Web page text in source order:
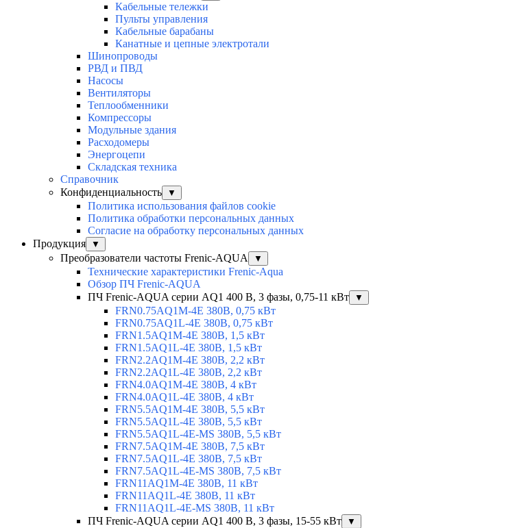
Кабельные тележки
Пульты управления
Кабельные барабаны
Канатные и цепные электротали
Шинопроводы
РВД и ПВД
Насосы
Вентиляторы
Теплообменники
Компрессоры
Модульные здания
Расходомеры
Энергоцепи
Складская техника
Справочник
Конфиденциальность
▼
Политика использования файлов cookie
Политика обработки персональных данных
Согласие на обработку персональных данных
Продукция
▼
Преобразователи частоты Frenic-AQUA ▼
Технические характеристики Frenic-Aqua
Обзор ПЧ Frenic-AQUA
ПЧ Frenic-AQUA серии AQ1 400 В, 3 фазы, 0,75-11 кВт
▼
FRN0.75AQ1M-4E 380В, 0,75 кВт
FRN0.75AQ1L-4E 380В, 0,75 кВт
FRN1.5AQ1M-4E 380В, 1,5 кВт
FRN1.5AQ1L-4E 380В, 1,5 кВт
FRN2.2AQ1M-4E 380В, 2,2 кВт
FRN2.2AQ1L-4E 380В, 2,2 кВт
FRN4.0AQ1M-4E 380В, 4 кВт
FRN4.0AQ1L-4E 380В, 4 кВт
FRN5.5AQ1M-4E 380В, 5,5 кВт
FRN5.5AQ1L-4E 380В, 5,5 кВт
FRN5.5AQ1L-4E-MS 380В, 5,5 кВт
FRN7.5AQ1M-4E 380В, 7,5 кВт
FRN7.5AQ1L-4E 380В, 7,5 кВт
FRN7.5AQ1L-4E-MS 380В, 7,5 кВт
FRN11AQ1M-4E 380В, 11 кВт
FRN11AQ1L-4E 380В, 11 кВт
FRN11AQ1L-4E-MS 380В, 11 кВт
ПЧ Frenic-AQUA серии AQ1 400 В, 3 фазы, 15-55 кВт
▼